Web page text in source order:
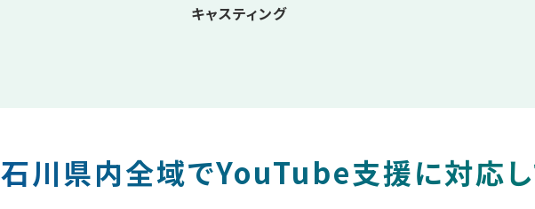
キャスティング
石川県内全域でYouTube支援に対応し